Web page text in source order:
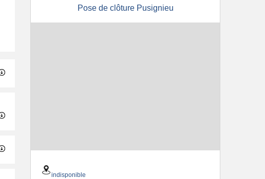
Pose de clôture Pusignieu
indisponible